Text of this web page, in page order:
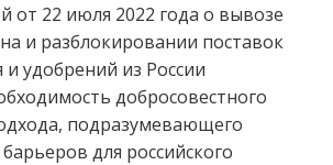
от 22 июля 2022 года о вывозе
и разблокировании поставок
удобрений из России
добросовестного
подразумевающего
для российского